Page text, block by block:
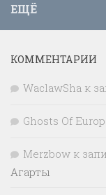
ЕЩЁ
КОММЕНТАРИИ
WaclawSha к
Ghosts Of
Merzbow к
Агарты